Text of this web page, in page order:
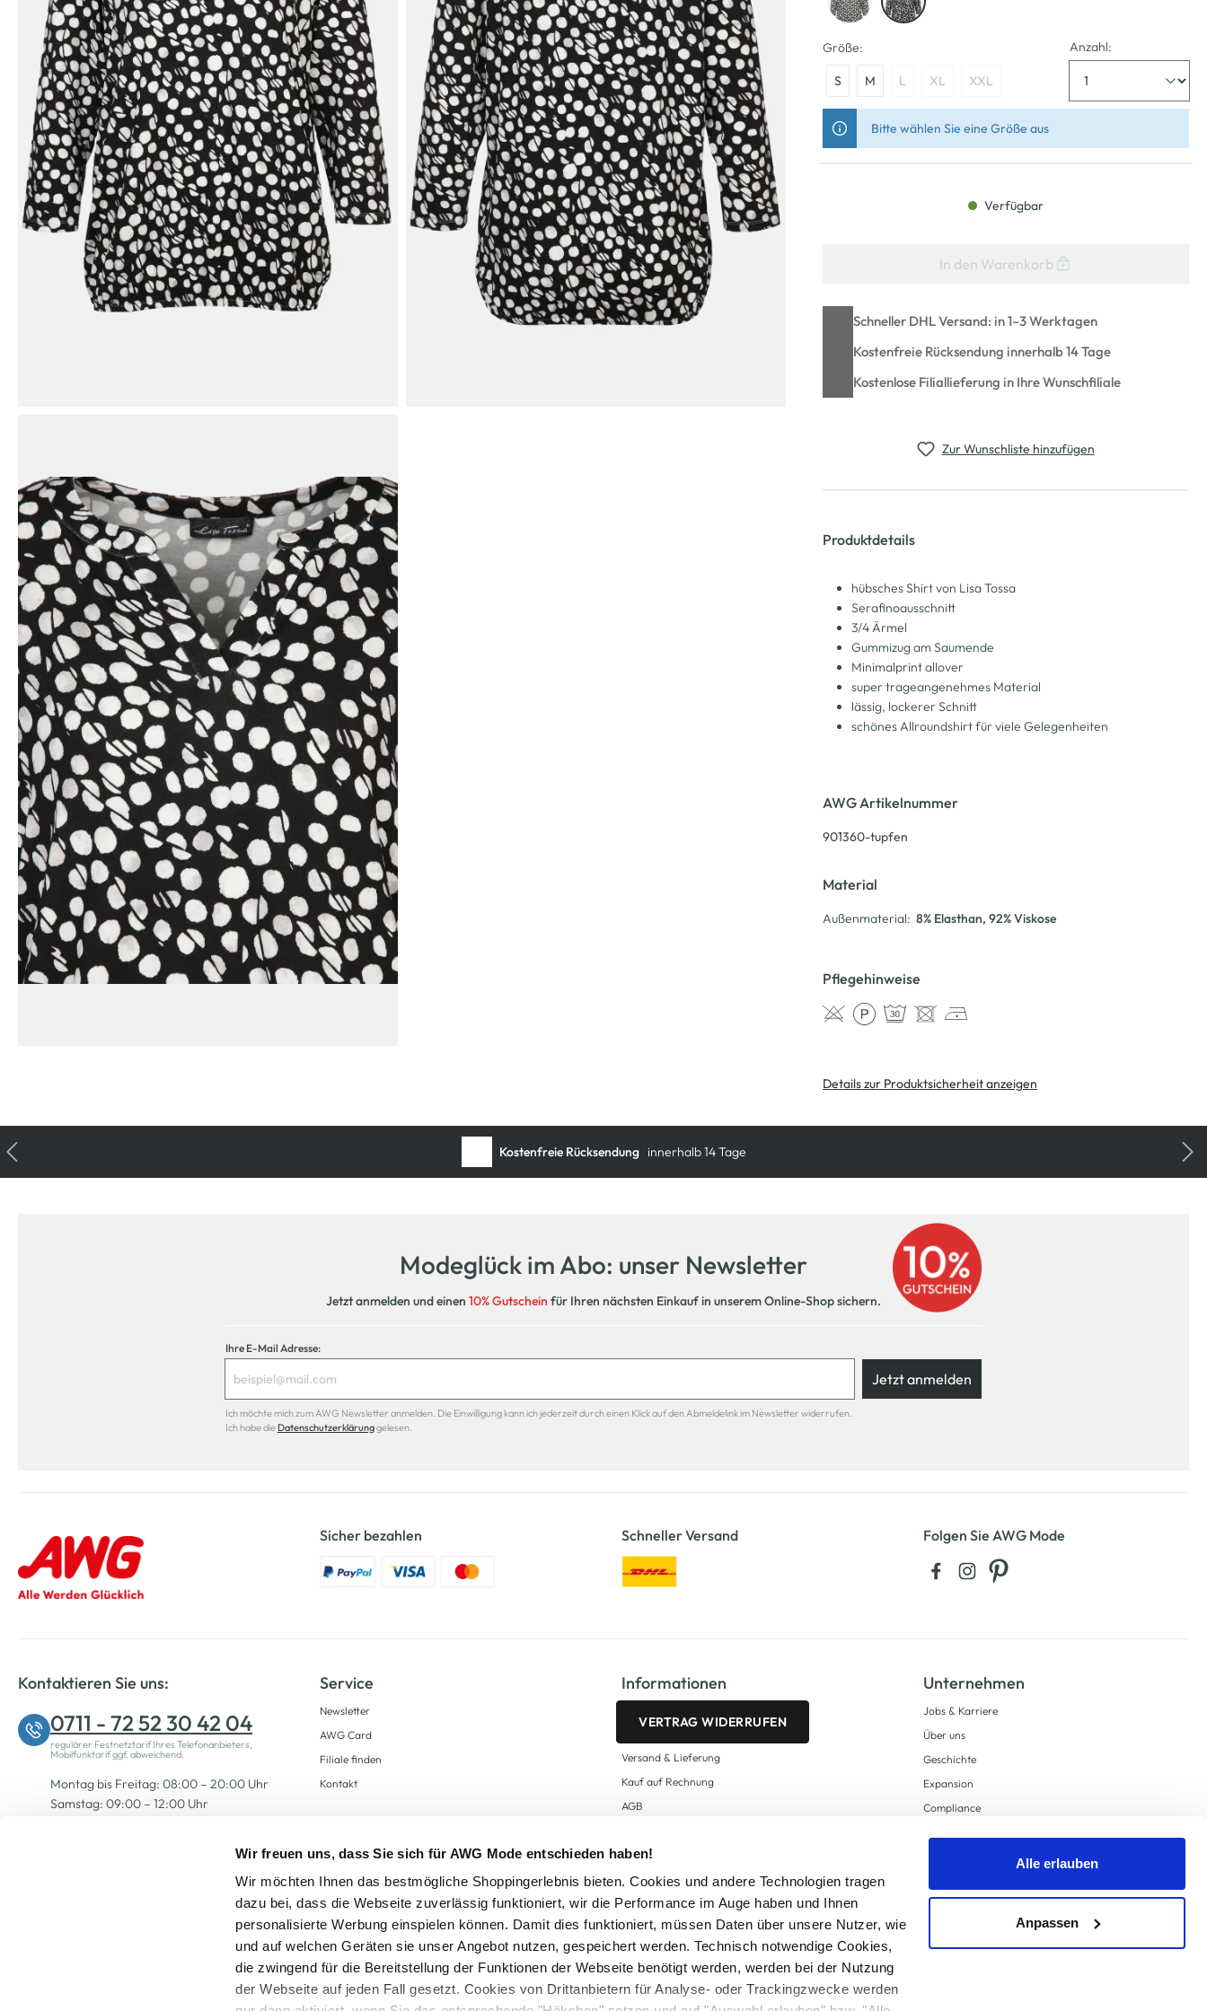
Wir freuen uns, dass Sie sich für AWG Mode entschieden haben!
Wir möchten Ihnen das bestmögliche Shoppingerlebnis bieten. Cookies und andere Technologien tragen
dazu bei, dass die Webseite zuverlässig funktioniert, wir die Performance im Auge haben und Ihnen
personalisierte Werbung einspielen können. Damit dies funktioniert, müssen Daten über unsere Nutzer, wie
und auf welchen Geräten sie unser Angebot nutzen, gespeichert werden. Technisch notwendige Cookies,
die zwingend für die Bereitstellung der Funktionen der Webseite benötigt werden, werden bei der Nutzung
der Webseite auf jeden Fall gesetzt. Cookies von Drittanbietern für Analyse- oder Trackingzwecke werden
Alle erlauben
Anpassen
Größe:
S M L XL XXL
Anzahl:
Bitte wählen Sie eine Größe aus
Verfügbar
In den Warenkorb
Schneller DHL Versand: in 1–3 Werktagen
Kostenfreie Rücksendung innerhalb 14 Tage
Kostenlose Filiallieferung in Ihre Wunschfiliale
Zur Wunschliste hinzufügen
Produktdetails
hübsches Shirt von Lisa Tossa
Serafinoausschnitt
3/4 Ärmel
Gummizug am Saumende
Minimalprint allover
super trageangenehmes Material
lässig, lockerer Schnitt
schönes Allroundshirt für viele Gelegenheiten
AWG Artikelnummer
901360-tupfen
Material
Außenmaterial: 8% Elasthan, 92% Viskose
Pflegehinweise
Details zur Produktsicherheit anzeigen
Kostenfreie Rücksendung innerhalb 14 Tage
Modeglück im Abo: unser Newsletter
Jetzt anmelden und einen 10% Gutschein für Ihren nächsten Einkauf in unserem Online-Shop sichern.
Ihre E-Mail Adresse:
Jetzt anmelden
Ich möchte mich zum AWG Newsletter anmelden. Die Einwilligung kann ich jederzeit durch einen Klick auf den Abmeldelink im Newsletter widerrufen.
Ich habe die Datenschutzerklärunggelesen.
Sicher bezahlen Schneller Versand Folgen Sie AWG Mode
Kontaktieren Sie uns:
0711 - 72 52 30 42 04
regulärer Festnetztarif Ihres Telefonanbieters,
Mobilfunktarif ggf. abweichend.
Montag bis Freitag: 08:00 – 20:00 Uhr
Samstag: 09:00 – 12:00 Uhr
Service
Newsletter
AWG Card
Filiale finden
Kontakt
Informationen
VERTRAG WIDERRUFEN
Versand & Lieferung
Kauf auf Rechnung
AGB
Zahlungsarten
Datenschutz
AWG CARD Teilnahmebedingungen
Unternehmen
Jobs & Karriere
Über uns
Geschichte
Expansion
Compliance
Supply Chain Due Diligence